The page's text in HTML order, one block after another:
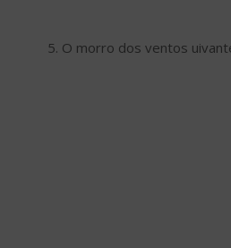
5. O morro dos ventos